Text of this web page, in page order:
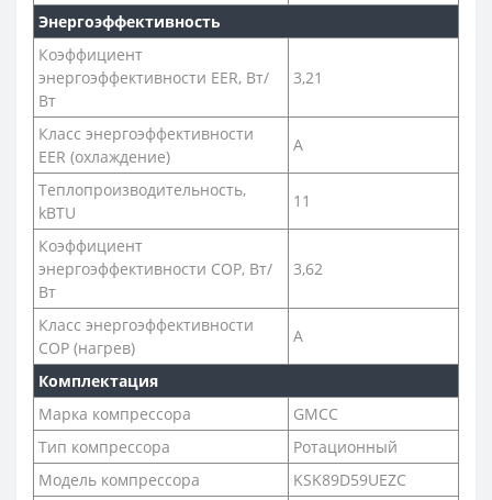
Энергоэффективность
Коэффициент
энергоэффективности EER, Вт/
Вт
3,21
Класс энергоэффективности
EER (охлаждение)
A
Теплопроизводительность,
kBTU
11
Коэффициент
энергоэффективности COP, Вт/
Вт
3,62
Класс энергоэффективности
COP (нагрев)
A
Комплектация
Марка компрессора
GMCC
Тип компрессора
Ротационный
Модель компрессора
KSK89D59UEZC